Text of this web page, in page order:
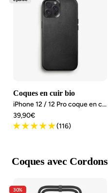
Coques en cuir bio
iPhone 12 / 12 Pro coque en cuir Vegan
Angebotspreis
39,90€
(116)
Coques avec Cordons
30%